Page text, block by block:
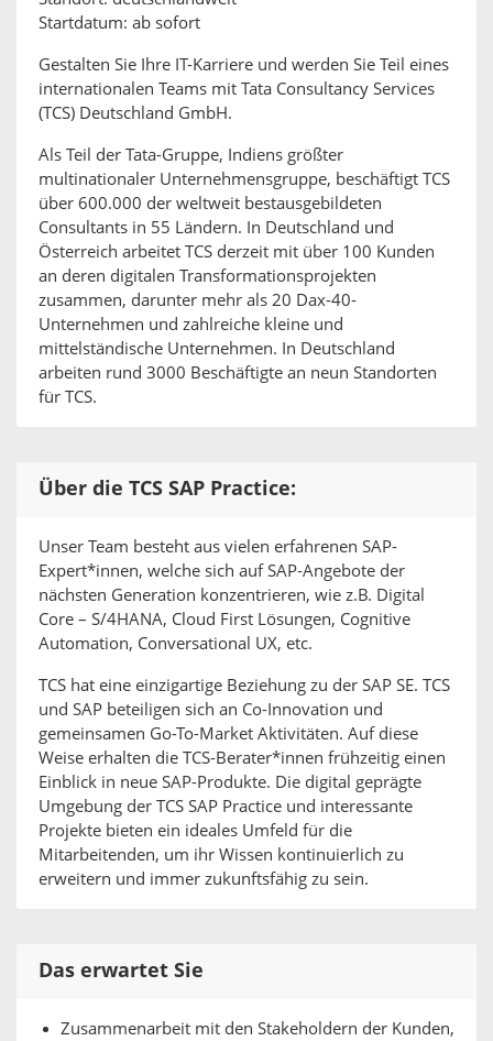
Startdatum: ab sofort
Gestalten Sie Ihre IT-Karriere und werden Sie Teil eines
internationalen Teams mit Tata Consultancy Services
(TCS) Deutschland GmbH.
Als Teil der Tata-Gruppe, Indiens größter
multinationaler Unternehmensgruppe, beschäftigt TCS
über 600.000 der weltweit bestausgebildeten
Consultants in 55 Ländern. In Deutschland und
Österreich arbeitet TCS derzeit mit über 100 Kunden
an deren digitalen Transformationsprojekten
zusammen, darunter mehr als 20 Dax-40-
Unternehmen und zahlreiche kleine und
mittelständische Unternehmen. In Deutschland
arbeiten rund 3000 Beschäftigte an neun Standorten
für TCS.
Über die TCS SAP Practice:
Unser Team besteht aus vielen erfahrenen SAP-
Expert*innen, welche sich auf SAP-Angebote der
nächsten Generation konzentrieren, wie z.B. Digital
Core – S/4HANA, Cloud First Lösungen, Cognitive
Automation, Conversational UX, etc.
TCS hat eine einzigartige Beziehung zu der SAP SE. TCS
und SAP beteiligen sich an Co-Innovation und
gemeinsamen Go-To-Market Aktivitäten. Auf diese
Weise erhalten die TCS-Berater*innen frühzeitig einen
Einblick in neue SAP-Produkte. Die digital geprägte
Umgebung der TCS SAP Practice und interessante
Projekte bieten ein ideales Umfeld für die
Mitarbeitenden, um ihr Wissen kontinuierlich zu
erweitern und immer zukunftsfähig zu sein.
Das erwartet Sie
Zusammenarbeit mit den Stakeholdern der Kunden,